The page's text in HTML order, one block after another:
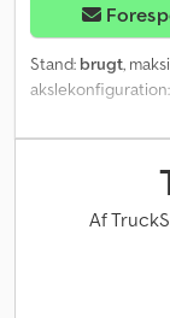
Stand: brugt,
akslekonfiguration:
1.495 mm, total
Dcodpfxeyqdq
spillere
"STEMA FT 8.5-
km/t med
chassis med
med uafhængig
Af